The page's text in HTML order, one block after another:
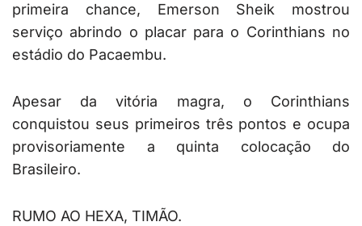
primeira chance, Emerson Sheik mostrou
serviço abrindo o placar para o Corinthians no
estádio do Pacaembu.
Apesar da vitória magra, o Corinthians
conquistou seus primeiros três pontos e ocupa
provisoriamente a quinta colocação do
Brasileiro.
RUMO AO HEXA, TIMÃO.